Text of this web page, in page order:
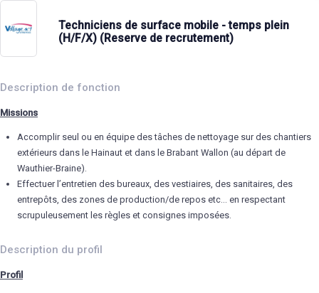
Techniciens de surface mobile - temps plein
(H/F/X) (Reserve de recrutement)
Description de fonction
Missions
Accomplir seul ou en équipe des tâches de nettoyage sur des chantiers
extérieurs dans le Hainaut et dans le Brabant Wallon (au départ de
Wauthier-Braine).
Effectuer l’entretien des bureaux, des vestiaires, des sanitaires, des
entrepôts, des zones de production/de repos etc… en respectant
scrupuleusement les règles et consignes imposées.
Description du profil
Profil